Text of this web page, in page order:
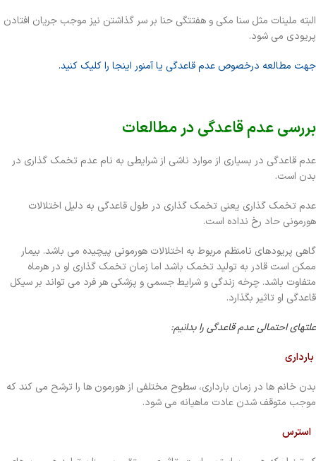
البته ملینات مثل سنا مکی و هفتتگی حنا بر سر گذاشتن نیز موجب جریان افتادن
پریودی می شود.
جهت مطالعه درخصوص عدم قاعدگی یا آمنور اینجا را کلیک کنید.
بررسی عدم قاعدگی در مطالعات
عدم قاعدگی در بسیاری از موارد ناشی از شرایطی به نام عدم تخمک گذاری در
بدن است.
عدم تخمک گذاری یعنی تخمک گذاری در طول قاعدگی به دلیل اختلالات
هورمونی حاد رخ نداده است.
گاهی پریودهای نامنظم مربوط به اختلالات هورمونی پیچیده می باشد. بیمار
ممکن است قادر به تولید تخمک باشد اما زمان تخمک گذاری او در هرماه
متفاوت باشد. چرخه زندگی و شرایط جسمی و پزشکی هر فرد می تواند بر سیکل
قاعدگی او تاثیر بگذارد.
علتهای احتمالی عدم قاعدگی را بدانیم:
بارداری
بدن خانم ها در زمان بارداری، سطوح مختلفی از هورمون ها را ترشح می کند که
موجب متوقف شدن عادت ماهیانه می شود.
استرس